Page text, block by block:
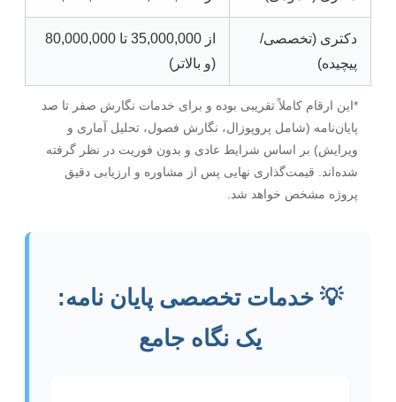
دکتری (تخصصی/
پیچیده)
از 35,000,000 تا 80,000,000
(و بالاتر)
*این ارقام کاملاً تقریبی بوده و برای خدمات نگارش صفر تا صد
پایان‌نامه (شامل پروپوزال، نگارش فصول، تحلیل آماری و
ویرایش) بر اساس شرایط عادی و بدون فوریت در نظر گرفته
شده‌اند. قیمت‌گذاری نهایی پس از مشاوره و ارزیابی دقیق
پروژه مشخص خواهد شد.
💡 خدمات تخصصی پایان نامه:
یک نگاه جامع